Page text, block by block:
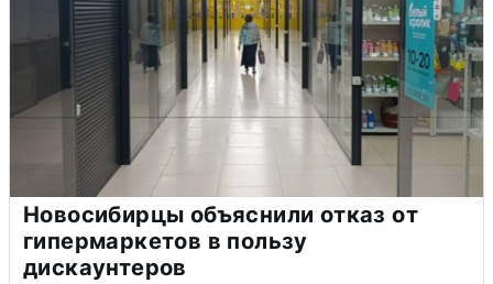
Новосибирцы объяснили отказ от
гипермаркетов в пользу
дискаунтеров